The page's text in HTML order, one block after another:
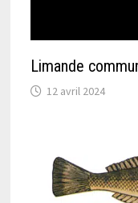
Limande
12 avril 2024